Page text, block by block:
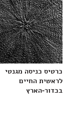
כרטיס כניסה מגנטי
לראשית החיים
בכדור-הארץ